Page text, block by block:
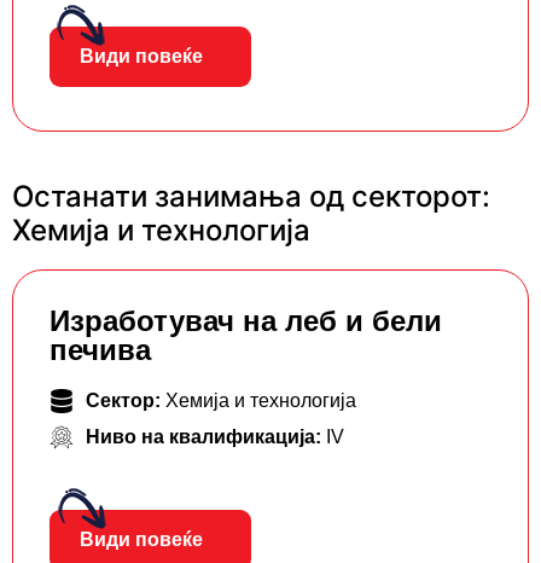
Види повеќе
Останати занимања од секторот:
Хемија и технологија
Изработувач на леб и бели
печива
Сектор: Хемија и технологија
Ниво на квалификација: IV
Види повеќе